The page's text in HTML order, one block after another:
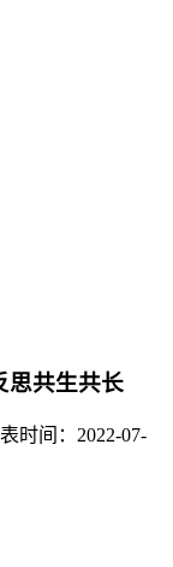
思共生共长
时间：2022-07-